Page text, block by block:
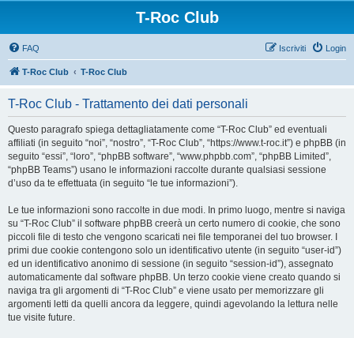
T-Roc Club
FAQ Login
Iscriviti
T-Roc Club T-Roc Club
T-Roc Club - Trattamento dei dati personali
Questo paragrafo spiega dettagliatamente come “T-Roc Club” ed eventuali
affiliati (in seguito “noi”, “nostro”, “T-Roc Club”, “https://www.t-roc.it”) e phpBB (in
seguito “essi”, “loro”, “phpBB software”, “www.phpbb.com”, “phpBB Limited”,
“phpBB Teams”) usano le informazioni raccolte durante qualsiasi sessione
d’uso da te effettuata (in seguito “le tue informazioni”).
Le tue informazioni sono raccolte in due modi. In primo luogo, mentre si naviga
su “T-Roc Club” il software phpBB creerà un certo numero di cookie, che sono
piccoli file di testo che vengono scaricati nei file temporanei del tuo browser. I
primi due cookie contengono solo un identificativo utente (in seguito “user-id”)
ed un identificativo anonimo di sessione (in seguito “session-id”), assegnato
automaticamente dal software phpBB. Un terzo cookie viene creato quando si
naviga tra gli argomenti di “T-Roc Club” e viene usato per memorizzare gli
argomenti letti da quelli ancora da leggere, quindi agevolando la lettura nelle
tue visite future.